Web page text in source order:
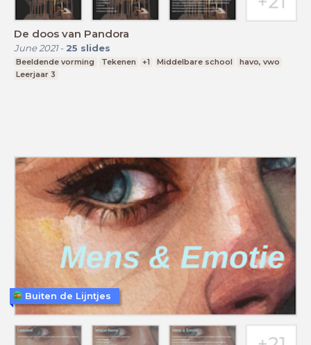
De doos van Pandora
June 2021- 25 slides
Beeldende vorming Tekenen +1 Middelbare school
havo, vwo
Leerjaar 3
Buiten de Lijntjes